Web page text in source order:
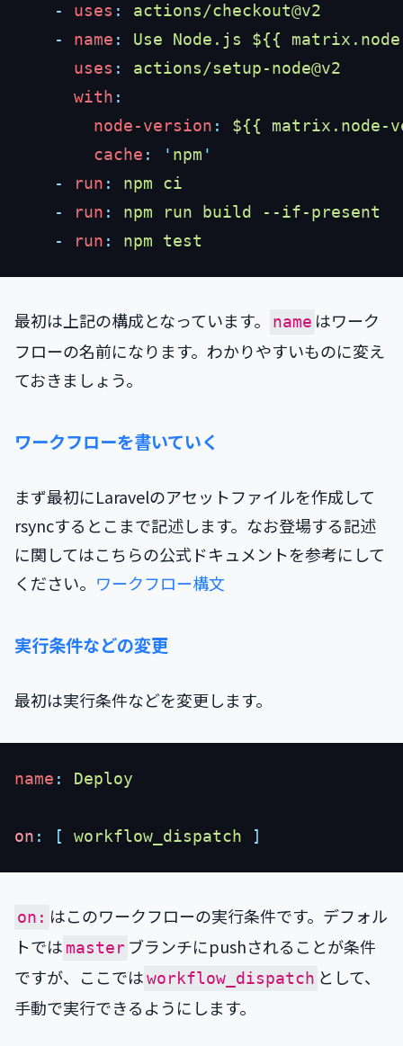
    -
uses :
    -
name :
      uses
:
      with
        node-version
:
        cache
: ' npm
    -
run :
    -
run :
    -
run :
最初は上記の構成となっています。 name はワーク
フローの名前になります。わかりやすいものに変え
ておきましょう。
ワークフローを書いていく
まず最初にLaravelのアセットファイルを作成して
rsyncするとこまで記述します。なお登場する記述
に関してはこちらの公式ドキュメントを参考にして
ください。 ワークフロー構文
実行条件などの変更
最初は実行条件などを変更します。
name :
on : [ workflow_dispatch
on: はこのワークフローの実行条件です。デフォル
トでは master ブランチにpushされることが条件
ですが、ここではworkflow_dispatch として、
手動で実行できるようにします。